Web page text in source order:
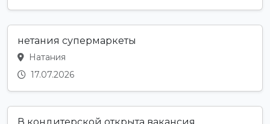
нетания супермаркеты
Натания
17.07.2026